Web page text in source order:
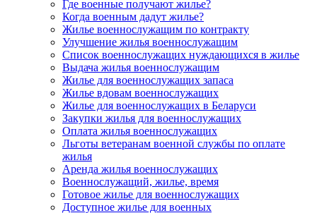
Где военные получают жилье?
Когда военным дадут жилье?
Жилье военнослужащим по контракту
Улучшение жилья военнослужащим
Список военнослужащих нуждающихся в жилье
Выдача жилья военнослужащим
Жилье для военнослужащих запаса
Жилье вдовам военнослужащих
Жилье для военнослужащих в Беларуси
Закупки жилья для военнослужащих
Оплата жилья военнослужащих
Льготы ветеранам военной службы по оплате
жилья
Аренда жилья военнослужащих
Военнослужащий, жилье, время
Готовое жилье для военнослужащих
Доступное жилье для военных